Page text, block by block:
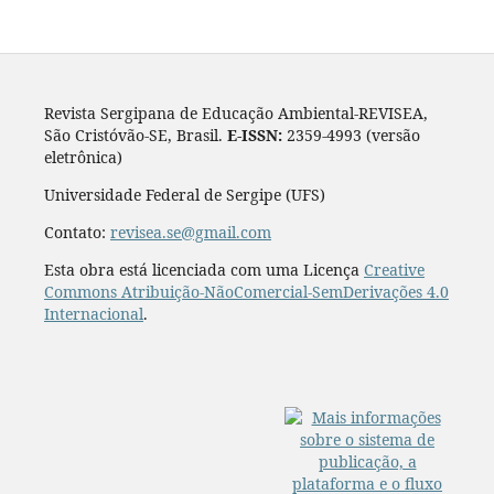
Revista Sergipana de Educação Ambiental-REVISEA,
São Cristóvão-SE, Brasil. E-ISSN:2359-4993 (versão
eletrônica)
Universidade Federal de Sergipe (UFS)
Contato: revisea.se@gmail.com
Esta obra está licenciada com uma Licença Creative
Commons Atribuição-NãoComercial-SemDerivações 4.0
Internacional.